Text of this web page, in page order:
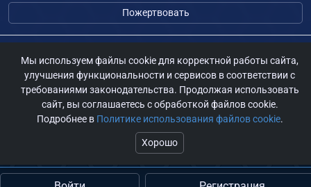
Пожертвовать
admin@m-fur.ru
Мы используем файлы cookie для корректной работы сайта,
улучшения функциональности и сервисов в соответствии с
требованиями законодательства. Продолжая использовать
сайт, вы соглашаетесь с обработкой файлов cookie.
Подробнее в Политике использования файлов cookie.
Хорошо